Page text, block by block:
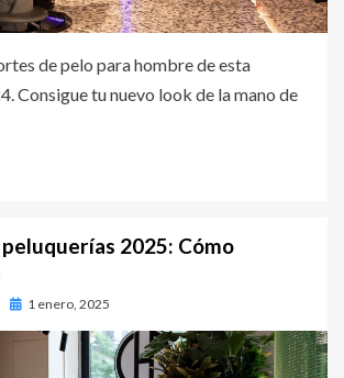
de pelo para hombre de esta
Consigue tu nuevo look de la mano de
2025: Cómo
Publicado
1 enero, 2025